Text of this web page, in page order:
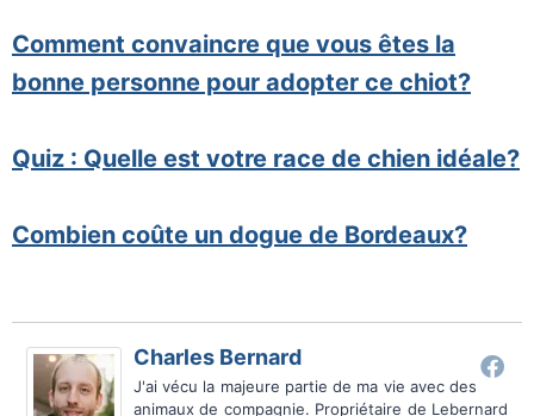
Comment convaincre que vous êtes la
bonne personne pour adopter ce chiot?
Quiz : Quelle est votre race de chien idéale?
Combien coûte un dogue de Bordeaux?
Charles Bernard
J'ai vécu la majeure partie de ma vie avec des
animaux de compagnie. Propriétaire de Lebernard